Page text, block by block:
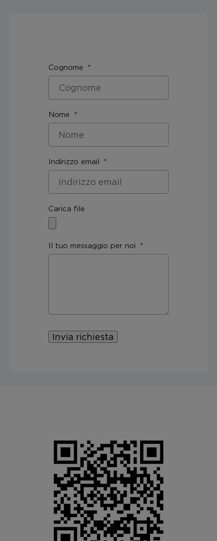
Cognome
Nome
Indirizzo email
Carica file
Il tuo messaggio per noi
Invia richiesta